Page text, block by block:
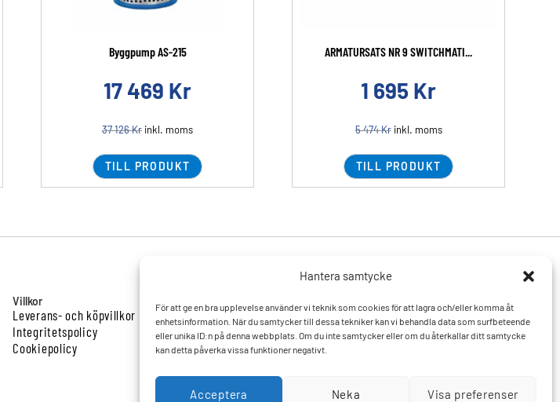
Hantera samtycke
För att ge en bra upplevelse använder vi teknik som cookies för att lagra och/eller komma åt
enhetsinformation. När du samtycker till dessa tekniker kan vi behandla data som surfbeteende
eller unika ID:n på denna webbplats. Om du inte samtycker eller om du återkallar ditt samtycke
kan detta påverka vissa funktioner negativt.
Acceptera Neka Visa preferenser
Byggpump AS-215
17 469 Kr
37 126Kr inkl. moms
TILL PRODUKT
ARMATURSATS NR 9 SWITCHMATI...
1 695 Kr
5 474Krinkl. moms
TILL PRODUKT
Villkor
Leverans- och köpvillkor
Integritetspolicy
Cookiepolicy
Varumärken
Mitt konto
Vanliga frågor och svar
Kontakta oss
Hitta till oss